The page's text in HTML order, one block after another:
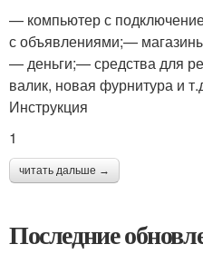
— компьютер с
с объявлениями;—
— деньги;— средства для
валик, новая фурнитура и
Инструкция
1
читать дальше →
Последние